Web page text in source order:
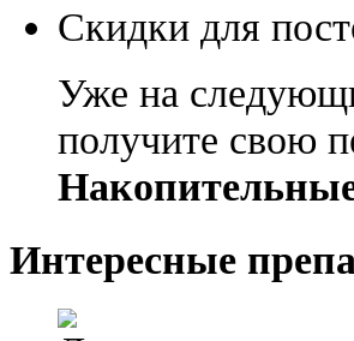
Скидки для
Уже на
получите свою
Интересные